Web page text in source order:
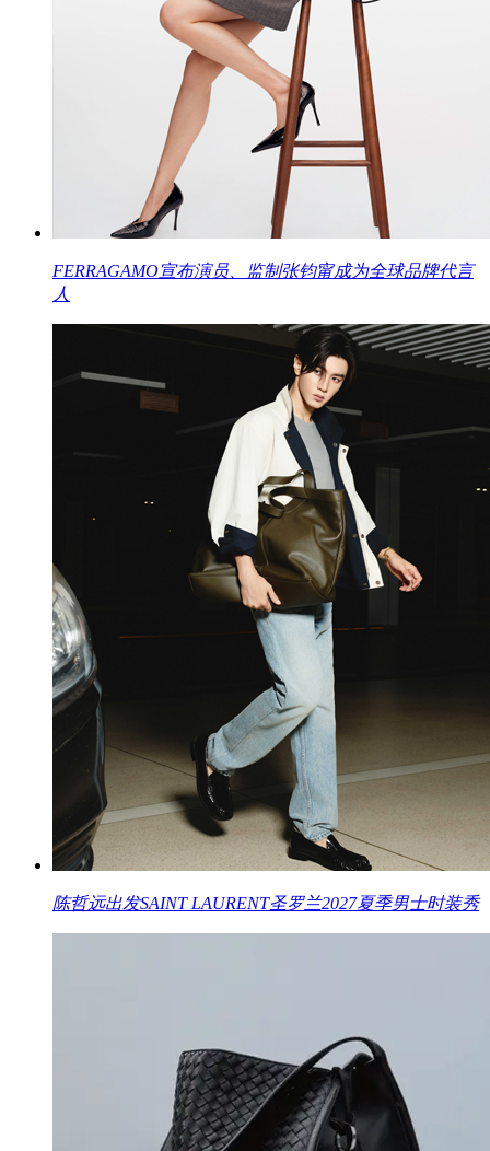
FERRAGAMO宣布演员、监制张钧甯成为全球品牌代言
人
陈哲远出发SAINT LAURENT圣罗兰2027夏季男士时装秀